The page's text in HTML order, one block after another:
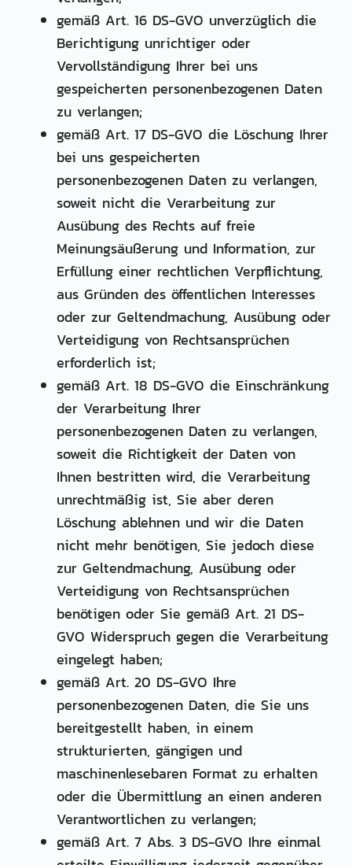
gemäß Art. 16 DS-GVO unverzüglich die
Berichtigung unrichtiger oder
Vervollständigung Ihrer bei uns
gespeicherten personenbezogenen Daten
zu verlangen;
gemäß Art. 17 DS-GVO die Löschung Ihrer
bei uns gespeicherten
personenbezogenen Daten zu verlangen,
soweit nicht die Verarbeitung zur
Ausübung des Rechts auf freie
Meinungsäußerung und Information, zur
Erfüllung einer rechtlichen Verpflichtung,
aus Gründen des öffentlichen Interesses
oder zur Geltendmachung, Ausübung oder
Verteidigung von Rechtsansprüchen
erforderlich ist;
gemäß Art. 18 DS-GVO die Einschränkung
der Verarbeitung Ihrer
personenbezogenen Daten zu verlangen,
soweit die Richtigkeit der Daten von
Ihnen bestritten wird, die Verarbeitung
unrechtmäßig ist, Sie aber deren
Löschung ablehnen und wir die Daten
nicht mehr benötigen, Sie jedoch diese
zur Geltendmachung, Ausübung oder
Verteidigung von Rechtsansprüchen
benötigen oder Sie gemäß Art. 21 DS-
GVO Widerspruch gegen die Verarbeitung
eingelegt haben;
gemäß Art. 20 DS-GVO Ihre
personenbezogenen Daten, die Sie uns
bereitgestellt haben, in einem
strukturierten, gängigen und
maschinenlesebaren Format zu erhalten
oder die Übermittlung an einen anderen
Verantwortlichen zu verlangen;
gemäß Art. 7 Abs. 3 DS-GVO Ihre einmal